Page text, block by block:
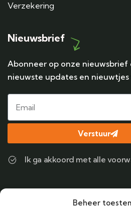
Beheer
Verzekering
Nieuwsbrief
Abonneer op onze nieuwsbrief
nieuwste updates en
Verstuur
Ik ga akkoord met alle